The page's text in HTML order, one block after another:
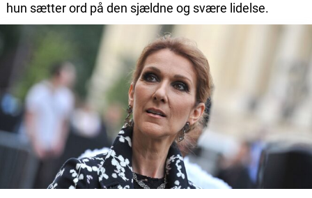
hun sætter ord på den sjældne og svære lidelse.